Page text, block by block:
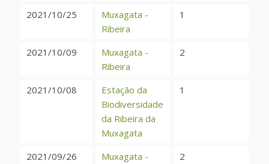
2021/10/25
Muxagata -
Ribeira
1
2021/10/09
Muxagata -
Ribeira
2
2021/10/08
Estação da
Biodiversidade
da Ribeira da
Muxagata
1
2021/09/26
Muxagata -
2